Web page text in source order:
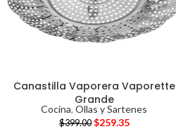
Canastilla Vaporera Vaporette
Grande
Cocina,Ollas y Sartenes
$399.00 $259.35